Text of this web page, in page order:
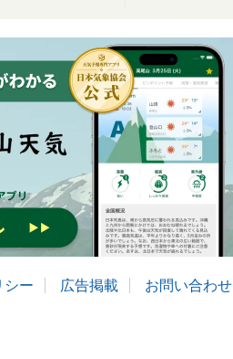
シー 広告掲載 お問い合わせ